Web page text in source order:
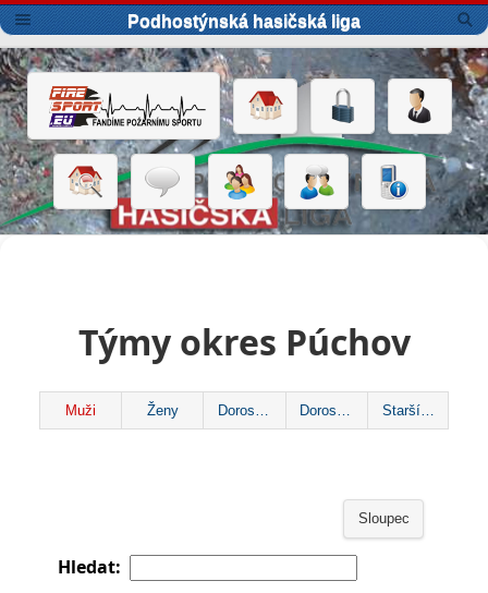
Podhostýnská hasičská liga
Týmy okres Púchov
Muži Ženy Starší žáci
Sloupec
Hledat: